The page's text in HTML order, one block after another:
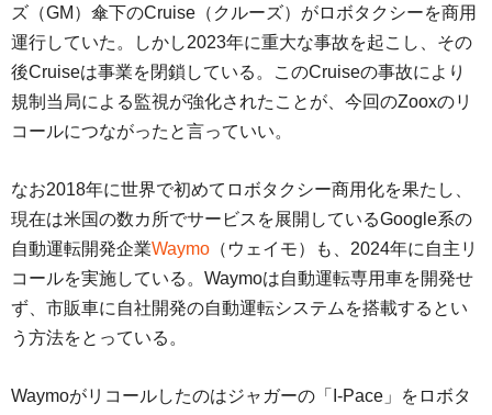
ズ（GM）傘下のCruise（クルーズ）がロボタクシーを商用
運行していた。しかし2023年に重大な事故を起こし、その
後Cruiseは事業を閉鎖している。このCruiseの事故により
規制当局による監視が強化されたことが、今回のZooxのリ
コールにつながったと言っていい。
なお2018年に世界で初めてロボタクシー商用化を果たし、
現在は米国の数カ所でサービスを展開しているGoogle系の
自動運転開発企業Waymo （ウェイモ）も、2024年に自主リ
コールを実施している。Waymoは自動運転専用車を開発せ
ず、市販車に自社開発の自動運転システムを搭載するとい
う方法をとっている。
Waymoがリコールしたのはジャガーの「I-Pace」をロボタ